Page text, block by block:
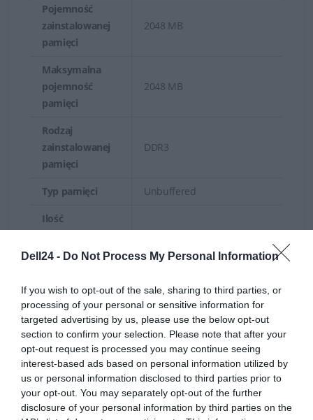
Dell24 - Do Not Process My Personal Information
If you wish to opt-out of the sale, sharing to third parties, or
processing of your personal or sensitive information for
targeted advertising by us, please use the below opt-out
section to confirm your selection. Please note that after your
opt-out request is processed you may continue seeing
interest-based ads based on personal information utilized by
us or personal information disclosed to third parties prior to
your opt-out. You may separately opt-out of the further
disclosure of your personal information by third parties on the
Pojemność
zainstalowanej
pamięci
2048 MB
Maksymalna
pojemność
pamięci
2048 MB
Rodzaj
zainstalowanej
pamięci
DDR3
Typ pamięci Unbuffered
Ilość
dysków
ilość dysków
4 szt.
Typ
zainstalowanego
dysku
SATA
Pojemność
zainstalowanego
500 GB
500 GB